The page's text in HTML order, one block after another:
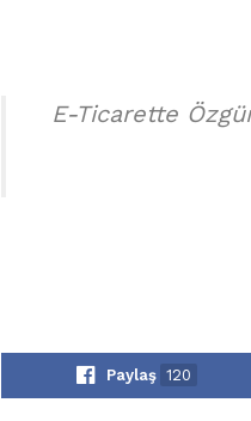
E-Ticarette
Paylaş 120